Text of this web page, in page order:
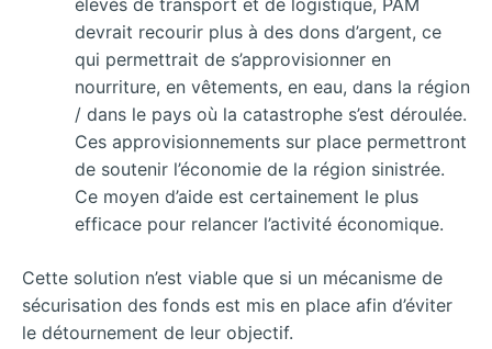
élevés de transport et de logistique, PAM
devrait recourir plus à des dons d’argent, ce
qui permettrait de s’approvisionner en
nourriture, en vêtements, en eau, dans la région
/ dans le pays où la catastrophe s’est déroulée.
Ces approvisionnements sur place permettront
de soutenir l’économie de la région sinistrée.
Ce moyen d’aide est certainement le plus
efficace pour relancer l’activité économique.
Cette solution n’est viable que si un mécanisme de
sécurisation des fonds est mis en place afin d’éviter
le détournement de leur objectif.